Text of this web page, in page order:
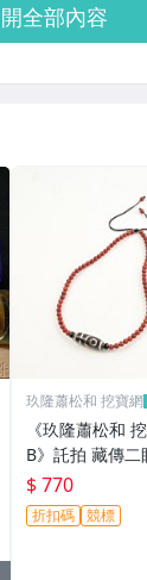
全部內容
玖隆蕭松和 挖寶網
《玖隆蕭松和
B》託拍 藏傳二
南紅珠鍊 項鍊
$ 770
折扣碼 競標